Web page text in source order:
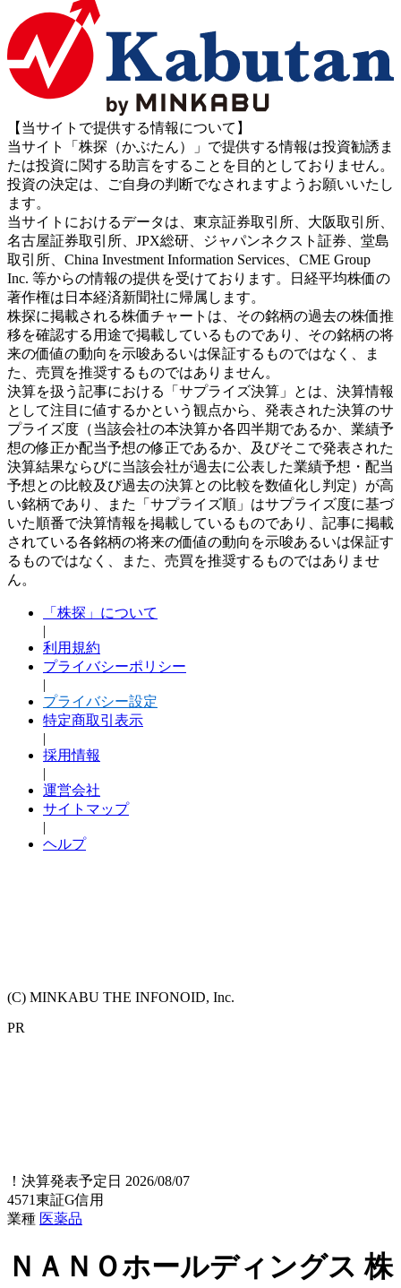
【当サイトで提供する情報について】
当サイト「株探（かぶたん）」で提供する情報は投資勧誘ま
たは投資に関する助言をすることを目的としておりません。
投資の決定は、ご自身の判断でなされますようお願いいたし
ます。
当サイトにおけるデータは、東京証券取引所、大阪取引所、
名古屋証券取引所、JPX総研、ジャパンネクスト証券、堂島
取引所、China Investment Information Services、CME Group
Inc. 等からの情報の提供を受けております。日経平均株価の
著作権は日本経済新聞社に帰属します。
株探に掲載される株価チャートは、その銘柄の過去の株価推
移を確認する用途で掲載しているものであり、その銘柄の将
来の価値の動向を示唆あるいは保証するものではなく、ま
た、売買を推奨するものではありません。
決算を扱う記事における「サプライズ決算」とは、決算情報
として注目に値するかという観点から、発表された決算のサ
プライズ度（当該会社の本決算か各四半期であるか、業績予
想の修正か配当予想の修正であるか、及びそこで発表された
決算結果ならびに当該会社が過去に公表した業績予想・配当
予想との比較及び過去の決算との比較を数値化し判定）が高
い銘柄であり、また「サプライズ順」はサプライズ度に基づ
いた順番で決算情報を掲載しているものであり、記事に掲載
されている各銘柄の将来の価値の動向を示唆あるいは保証す
るものではなく、また、売買を推奨するものではありませ
ん。
「株探」について
|
利用規約
プライバシーポリシー
|
プライバシー設定
特定商取引表示
|
採用情報
|
運営会社
サイトマップ
|
ヘルプ
(C) MINKABU THE INFONOID, Inc.
PR
！ 決算発表予定日 2026/08/07
4571東証G信用
業種 医薬品
ＮＡＮＯホールディングス株